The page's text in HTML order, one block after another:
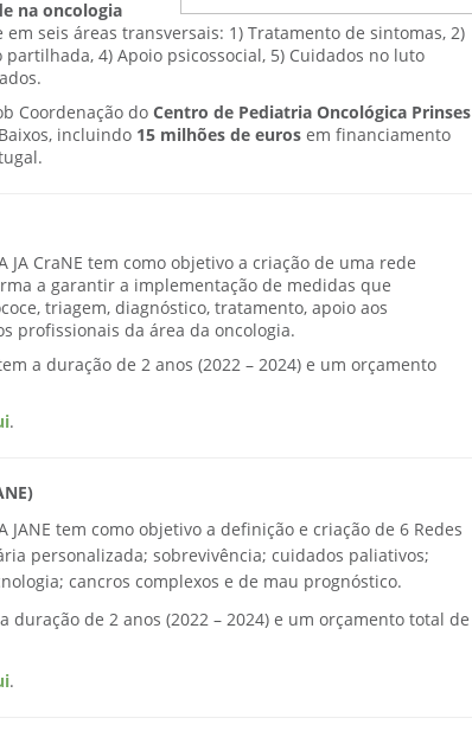
na oncologia
em seis áreas transversais: 1) Tratamento de sintomas, 2)
4) Apoio psicossocial, 5) Cuidados no luto
Coordenação do Centro de Pediatria Oncológica Prinses
incluindo 15 milhões de euros em financiamento
JA CraNE tem como objetivo a criação de uma rede
a garantir a implementação de medidas que
triagem, diagnóstico, tratamento, apoio aos
profissionais da área da oncologia.
a duração de 2 anos (2022 – 2024) e um orçamento
.
E)
JANE tem como objetivo a definição e criação de 6 Redes
personalizada; sobrevivência; cuidados paliativos;
cancros complexos e de mau prognóstico.
duração de 2 anos (2022 – 2024) e um orçamento total de
.